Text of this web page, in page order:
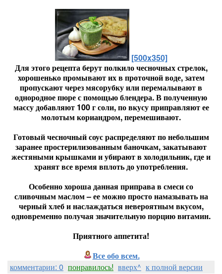
[500x350]
Для этого рецепта берут полкило чесночных стрелок,
хорошенько промывают их в проточной воде, затем
пропускают через мясорубку или перемалывают в
однородное пюре с помощью блендера. В полученную
массу добавляют 100 г соли, по вкусу приправляют ее
молотым кориандром, перемешивают.
Готовый чесночный соус распределяют по небольшим
заранее простерилизованным баночкам, закатывают
жестяными крышками и убирают в холодильник, где и
хранят все время вплоть до употребления.
Особенно хороша данная приправа в смеси со
сливочным маслом – ее можно просто намазывать на
черный хлеб и наслаждаться невероятным вкусом,
одновременно получая значительную порцию витамин.
Приятного аппетита!
Все обо всем.
комментарии: 0 понравилось! вверх^ к полной версии